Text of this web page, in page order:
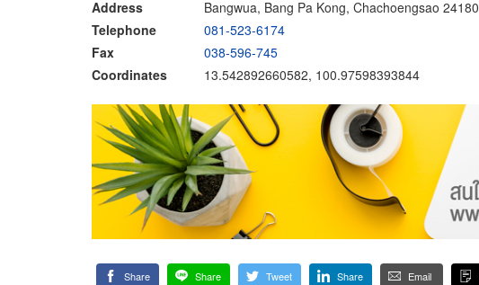
Address
Bangwua, Bang Pa Kong, Chachoengsao 24180
Telephone
081-523-6174
Fax
038-596-745
Coordinates
13.542892660582, 100.97598393844
Share Share Tweet Share Email